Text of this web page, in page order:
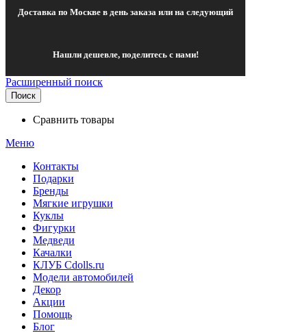
Доставка по Москве в день заказа или на следующий
Нашли дешевле, поделитесь с нами!
Расширенный поиск
Поиск
Сравнить товары
Меню
Контакты
Подарки
Бренды
Мягкие игрушки
Куклы
Фигурки
Медведи
Качалки
КЛУБ Cdolls.ru
Модели автомобилей
Декор
Акции
Помощь
Блог